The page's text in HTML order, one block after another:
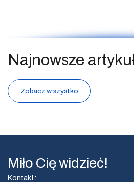
Najnowsze
Zobacz wszystko
Miło Cię widzieć!
Kontakt :